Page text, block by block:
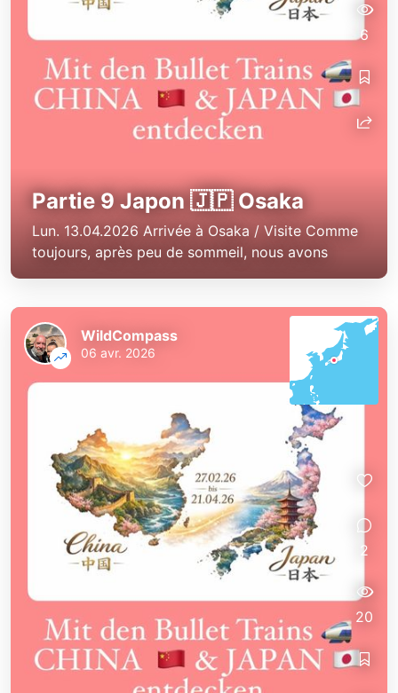
Partie 9 Japon 🇯🇵 Osaka
Lun. 13.04.2026 Arrivée à Osaka / Visite Comme
toujours, après peu de sommeil, nous avons
6
WildCompass
06 avr. 2026
2
20